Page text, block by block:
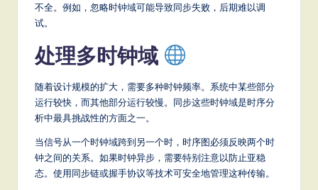
不全。例如，忽略时钟域可能导致同步失败，后期难以调
试。
处理多时钟域
随着设计规模的扩大，需要多种时钟频率。系统中某些部分
运行较快，而其他部分运行较慢。同步这些时钟域是时序分
析中最具挑战性的方面之一。
当信号从一个时钟域跨到另一个时，时序图必须反映两个时
钟之间的关系。如果时钟异步，需要特别注意以防止亚稳
态。使用同步链或握手协议等技术可安全地管理这种传输。